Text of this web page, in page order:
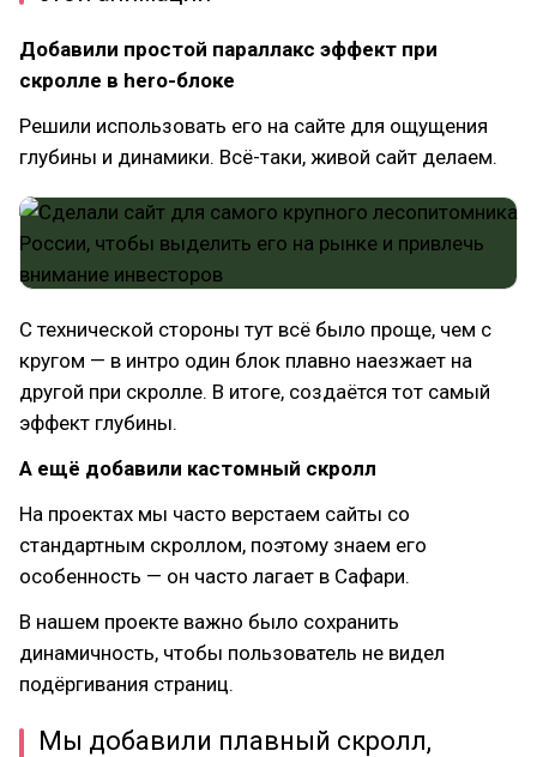
Добавили простой параллакс эффект при
скролле в hero-блоке
Решили использовать его на сайте для ощущения
глубины и динамики. Всё-таки, живой сайт делаем.
С технической стороны тут всё было проще, чем с
кругом — в интро один блок плавно наезжает на
другой при скролле. В итоге, создаётся тот самый
эффект глубины.
А ещё добавили кастомный скролл
На проектах мы часто верстаем сайты со
стандартным скроллом, поэтому знаем его
особенность — он часто лагает в Сафари.
В нашем проекте важно было сохранить
динамичность, чтобы пользователь не видел
подёргивания страниц.
Мы добавили плавный скролл,